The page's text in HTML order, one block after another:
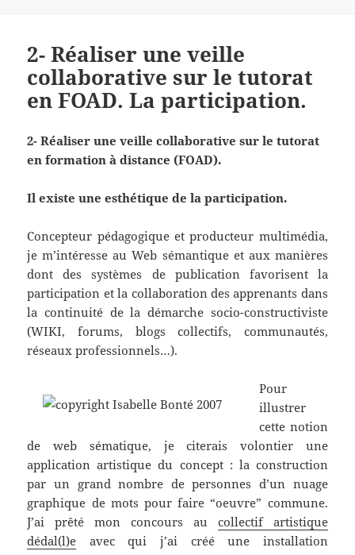
2- Réaliser une veille
collaborative sur le tutorat
en FOAD. La participation.
2- Réaliser une veille collaborative sur le tutorat
en formation à distance (FOAD).
Il existe une esthétique de la participation.
Concepteur pédagogique et producteur multimédia,
je m’intéresse au Web sémantique et aux manières
dont des systèmes de publication favorisent la
participation et la collaboration des apprenants dans
la continuité de la démarche socio-constructiviste
(WIKI, forums, blogs collectifs, communautés,
réseaux professionnels…).
Pour
illustrer
cette notion
de web sématique, je citerais volontier une
application artistique du concept : la construction
par un grand nombre de personnes d’un nuage
graphique de mots pour faire “oeuvre” commune.
J’ai prêté mon concours au collectif artistique
dédal(l)e avec qui j’ai créé une installation